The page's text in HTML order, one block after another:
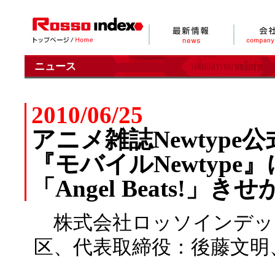
ニュース
2010/06/25
アニメ雑誌Newtype
『モバイルNewtype
「Angel Beats!」き
株式会社ロッソインデ
区、代表取締役：後藤文